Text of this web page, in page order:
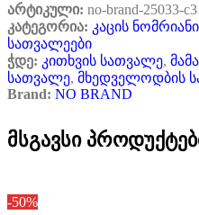
არტიკული: no-brand-25033-c3
კატეგორია: კაცის
სათვალეები
ჭდე: კითხვის სათვალე,
სათვალე, მხედველოდბის
Brand: NO BRAND
მსგავსი
-50%